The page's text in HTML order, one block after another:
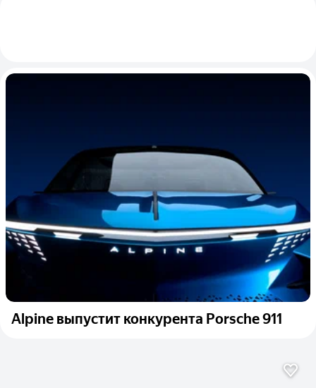
Alpine выпустит конкурента Porsche 911